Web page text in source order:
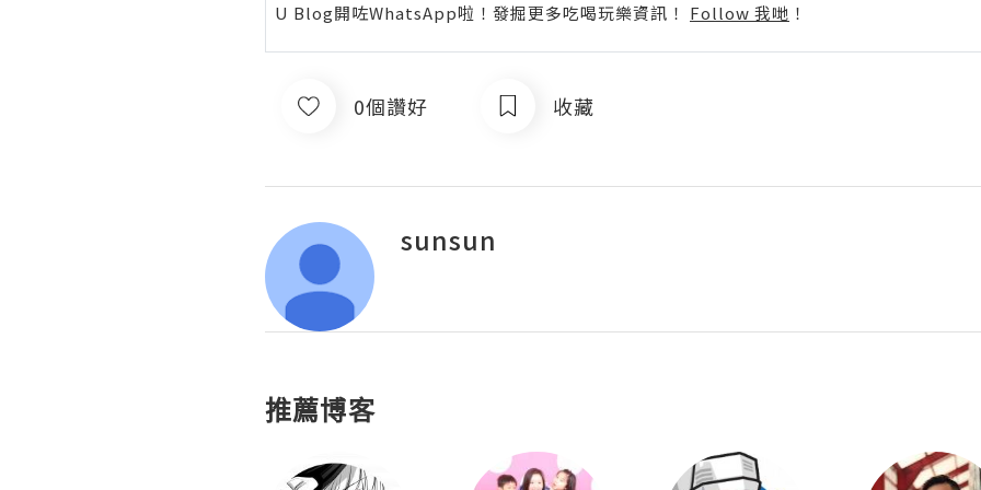
U Blog開咗WhatsApp啦！發掘更多吃喝玩樂資訊！ Follow 我哋 ！
0個讚好 收藏
sunsun
推薦博客